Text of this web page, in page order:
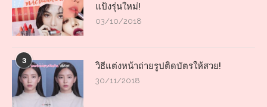
แป้งรุ่นใหม่!
03/10/2018
3 วิธีแต่งหน้าถ่ายรูปติดบัตรให้สวย!
30/11/2018